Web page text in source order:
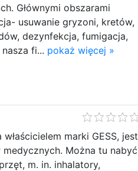
Głównymi obszarami
usuwanie gryzoni, kretów,
dezynfekcja, fumigacja,
fi... pokaż więcej »
marki GESS, jest
Można tu nabyć
m. in. inhalatory,